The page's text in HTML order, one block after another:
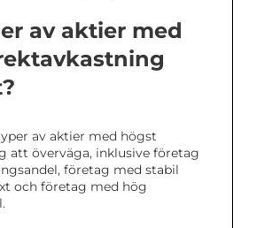
av aktier med
av aktier med högst
att överväga, inklusive företag
företag med stabil
och företag med hög